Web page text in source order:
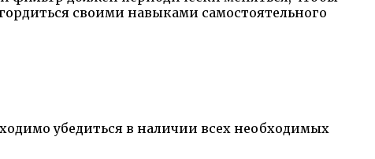
своими навыками самостоятельного
убедиться в наличии всех необходимых